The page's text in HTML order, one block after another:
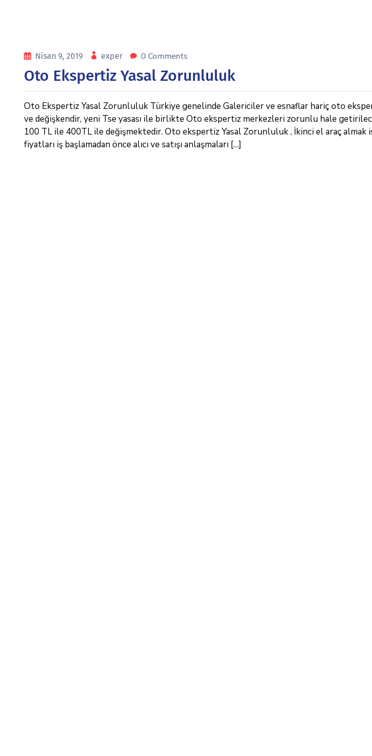
Nisan 9, 2019 exper 0 Comments
Oto Ekspertiz Yasal Zorunluluk
Oto Ekspertiz Yasal Zorunluluk Türkiye genelinde Galericiler ve esnaflar hariç oto
ve değişkendir, yeni Tse yasası ile birlikte Oto ekspertiz merkezleri zorunlu hale
100 TL ile 400TL ile değişmektedir. Oto ekspertiz Yasal Zorunluluk , İkinci el araç
fiyatları iş başlamadan önce alıcı ve satışı anlaşmaları […]